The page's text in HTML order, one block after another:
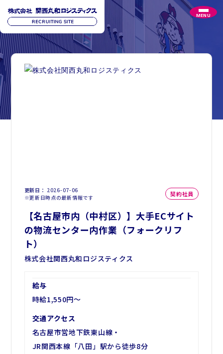
MENU
更新日
2026-07-06
※更新日時点の最新情報です
契約社員
【名古屋市内（中村区）】大手ECサイト
の物流センター内作業（フォークリフ
ト）
株式会社関西丸和ロジスティクス
給与
時給1,550円～
交通アクセス
名古屋市営地下鉄東山線・
JR関西本線「八田」駅から徒歩8分